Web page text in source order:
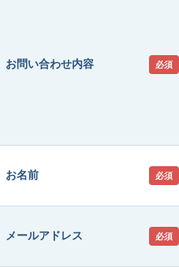
お問い合わせ内容 必須
お名前 必須
メールアドレス 必須